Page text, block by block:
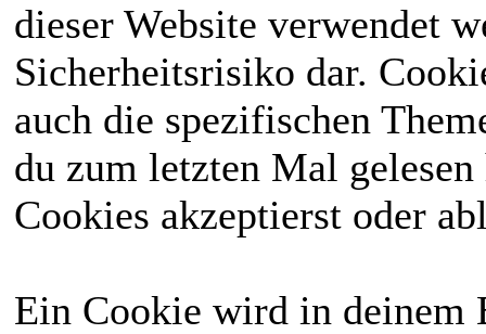
dieser Website verwendet
Sicherheitsrisiko dar.
auch die spezifischen
du zum letzten Mal
Cookies akzeptierst oder
Ein Cookie wird in deinem